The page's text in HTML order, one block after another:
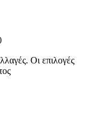
Οι επιλογές